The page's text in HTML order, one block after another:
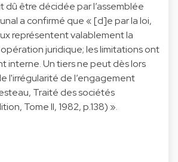
dû être décidée par l’assemblée
a confirmé que « [d]e par la loi,
représentent valablement la
juridique; les limitations ont
interne. Un tiers ne peut dès lors
l'irrégularité de l’engagement
Traité des sociétés
Tome II, 1982, p.138) ».